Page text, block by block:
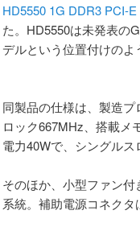
HD5550 1G DDR3 PCI-
た。HD5550は未発表の
デルという位置付けのよ
同製品の仕様は、製造
ロック667MHz、搭載メ
電力40Wで、シングルス
そのほか、小型ファン
系統。補助電源コネクタ